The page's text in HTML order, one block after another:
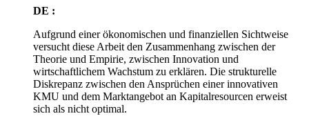
DE :
Aufgrund einer ökonomischen und finanziellen Sichtweise
versucht diese Arbeit den Zusammenhang zwischen der
Theorie und Empirie, zwischen Innovation und
wirtschaftlichem Wachstum zu erklären. Die strukturelle
Diskrepanz zwischen den Ansprüchen einer innovativen
KMU und dem Marktangebot an Kapitalresourcen erweist
sich als nicht optimal.